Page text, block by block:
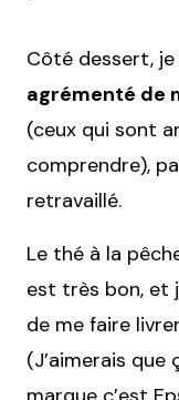
Côté dessert,
agrémenté de
(ceux qui sont
comprendre),
retravaillé.
Le thé à la
est très bon, et
de me faire
(J’aimerais